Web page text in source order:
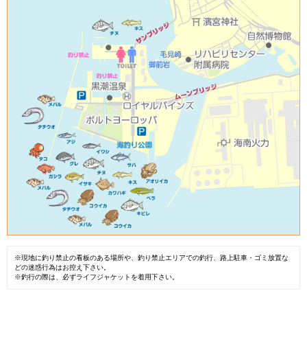
※現地に釣り禁止の看板のある場所や、釣り禁止エリアでの釣行、路上駐車・ゴミ放置な
どの迷惑行為はお控え下さい。
※釣行の際は、必ずライフジャケットを着用下さい。